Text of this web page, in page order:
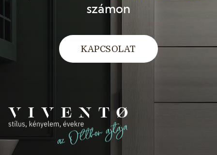
számon
KAPCSOLAT